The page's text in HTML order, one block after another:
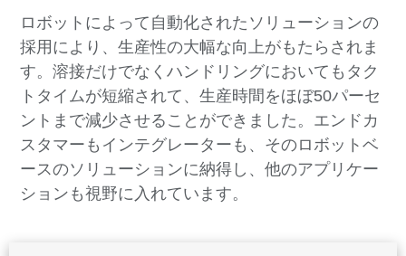
ロボットによって自動化されたソリューションの
採用により、生産性の大幅な向上がもたらされま
す。溶接だけでなくハンドリングにおいてもタク
トタイムが短縮されて、生産時間をほぼ50パーセ
ントまで減少させることができました。エンドカ
スタマーもインテグレーターも、そのロボットベ
ースのソリューションに納得し、他のアプリケー
ションも視野に入れています。